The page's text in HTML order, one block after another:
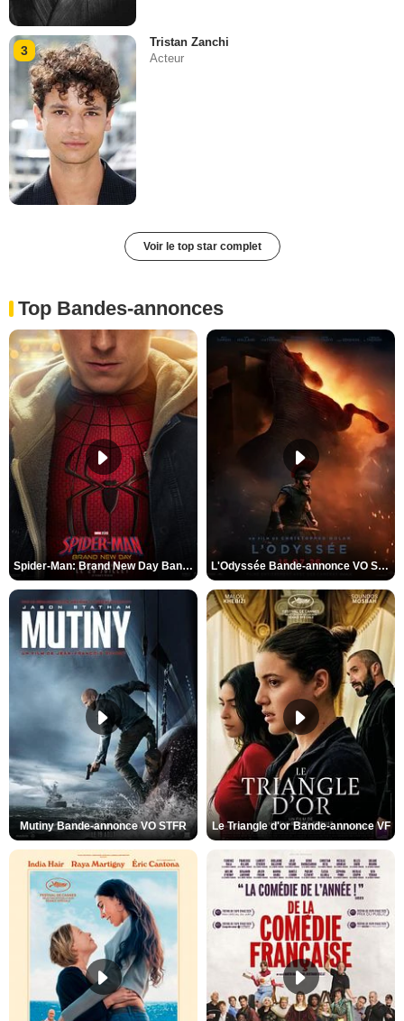
3
Tristan Zanchi
Acteur
Voir le top star complet
Top Bandes-annonces
Spider-Man: Brand New Day Bande-annonce VO STFR L'Odyssée Bande-annonce VO STFR
Mutiny Bande-annonce VO STFR Le Triangle d'or Bande-annonce VF